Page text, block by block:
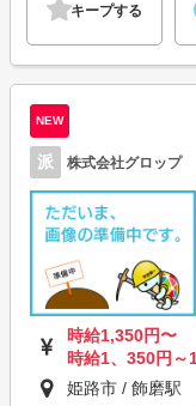
キープする
NEW
派 株式会社グロップ
時給1,350円〜
時給1、350円～
姫路市 / 飾磨駅